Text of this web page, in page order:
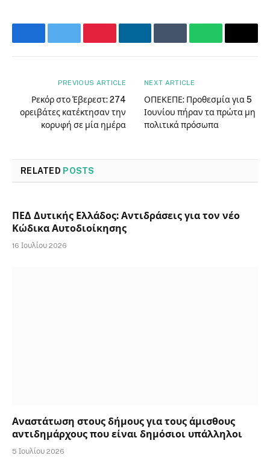
FacebookTwitterPinterestLinkedInTumblrWhatsApp
Email
PREVIOUS ARTICLE
Ρεκόρ στο Έβερεστ: 274
ορειβάτες κατέκτησαν την
κορυφή σε μία ημέρα
NEXT ARTICLE
ΟΠΕΚΕΠΕ: Προθεσμία για 5
Ιουνίου πήραν τα πρώτα μη
πολιτικά πρόσωπα
RELATED POSTS
ΠΕΔ Δυτικής Ελλάδος: Αντιδράσεις για τον νέο
Κώδικα Αυτοδιοίκησης
16 Ιουλίου 2026
Αναστάτωση στους δήμους για τους άμισθους
αντιδημάρχους που είναι δημόσιοι υπάλληλοι
5 Ιουλίου 2026